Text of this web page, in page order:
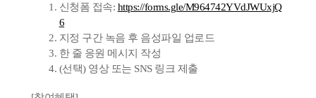
신청폼 접속: https://forms.gle/M964742YVdJWUxjQ
6
지정 구간 녹음 후 음성파일 업로드
한 줄 응원 메시지 작성
(선택) 영상 또는 SNS 링크 제출